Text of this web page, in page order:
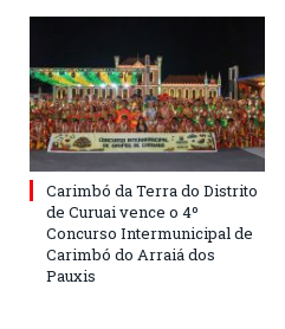
Carimbó da Terra do Distrito
de Curuai vence o 4º
Concurso Intermunicipal de
Carimbó do Arraiá dos
Pauxis